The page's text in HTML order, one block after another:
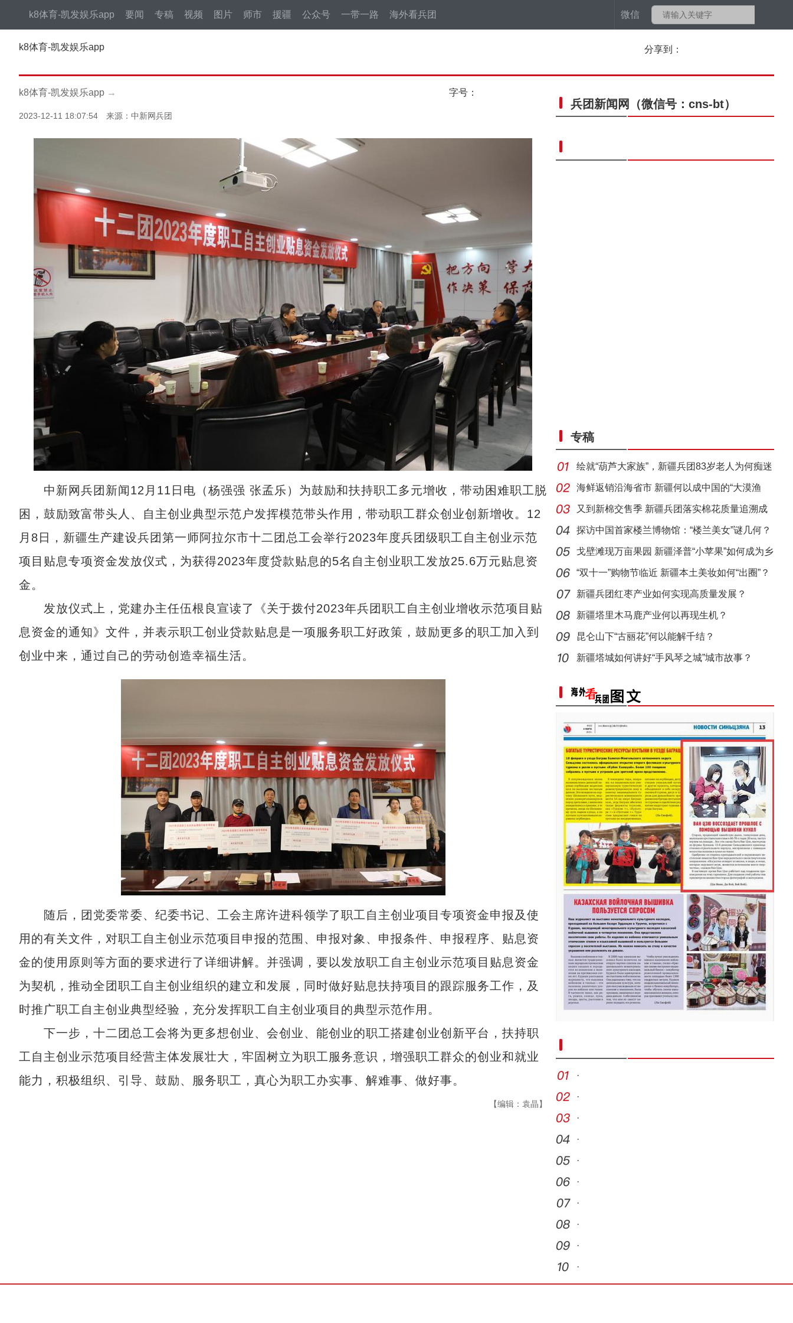
微信
k8体育-凯发娱乐app 要闻 专稿 视频 图片 师市 援疆 公众号 一带一路 海外看兵团
k8体育-凯发娱乐app 分享到：
k8体育-凯发娱乐app → 字号：
2023-12-11 18:07:54 来源：中新网兵团
中新网兵团新闻12月11日电（杨强强 张孟乐）为鼓励和扶持职工多元增收，带动困难职工脱
困，鼓励致富带头人、自主创业典型示范户发挥模范带头作用，带动职工群众创业创新增收。12
月8日，新疆生产建设兵团第一师阿拉尔市十二团总工会举行2023年度兵团级职工自主创业示范
项目贴息专项资金发放仪式，为获得2023年度贷款贴息的5名自主创业职工发放25.6万元贴息资
金。
发放仪式上，党建办主任伍根良宣读了《关于拨付2023年兵团职工自主创业增收示范项目贴
息资金的通知》文件，并表示职工创业贷款贴息是一项服务职工好政策，鼓励更多的职工加入到
创业中来，通过自己的劳动创造幸福生活。
随后，团党委常委、纪委书记、工会主席许进科领学了职工自主创业项目专项资金申报及使
用的有关文件，对职工自主创业示范项目申报的范围、申报对象、申报条件、申报程序、贴息资
金的使用原则等方面的要求进行了详细讲解。并强调，要以发放职工自主创业示范项目贴息资金
为契机，推动全团职工自主创业组织的建立和发展，同时做好贴息扶持项目的跟踪服务工作，及
时推广职工自主创业典型经验，充分发挥职工自主创业项目的典型示范作用。
下一步，十二团总工会将为更多想创业、会创业、能创业的职工搭建创业创新平台，扶持职
工自主创业示范项目经营主体发展壮大，牢固树立为职工服务意识，增强职工群众的创业和就业
能力，积极组织、引导、鼓励、服务职工，真心为职工办实事、解难事、做好事。
【编辑：袁晶】
兵团新闻网 （微信号：cns-bt）
专稿
绘就“葫芦大家族”，新疆兵团83岁老人为何痴迷
烙
海鲜返销沿海省市 新疆何以成中国的“大漠渔
乡”？
又到新棉交售季 新疆兵团落实棉花质量追溯成
效几何
探访中国首家楼兰博物馆：“楼兰美女”谜几何？
戈壁滩现万亩果园 新疆泽普“小苹果”如何成为乡
村
“双十一”购物节临近 新疆本土美妆如何“出圈”？
新疆兵团红枣产业如何实现高质量发展？
新疆塔里木马鹿产业何以再现生机？
昆仑山下“古丽花”何以能解千结？
新疆塔城如何讲好“手风琴之城”城市故事？
·
·
·
·
·
·
·
·
·
·